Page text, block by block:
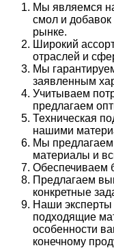
Мы являемся
смол и
рынке.
Широкий
отраслей и
Мы
заявленным
Учитываем
предлагаем
Техническая
нашими
Мы
материалы и
Обеспечиваем
Предлагаем
конкретные
Наши эксперты
подходящие
особенности
конечному